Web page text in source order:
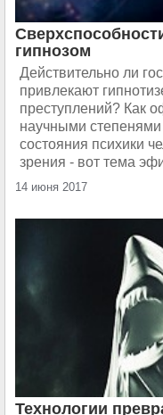
гипнозом
Действительно ли
привлекают
преступлений? Как
научными степенями
состояния психики
зрения - вот тема
14 июня 2017
Технологии